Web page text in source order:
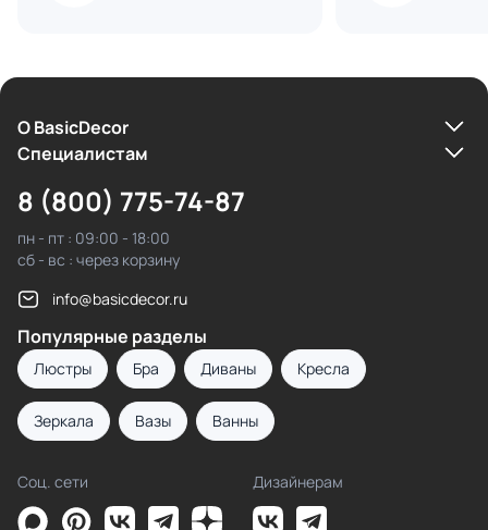
О BasicDecor
Cпециалистам
8 (800) 775-74-87
пн - пт : 09:00 - 18:00
сб - вс : через корзину
info@basicdecor.ru
Популярные разделы
Люстры Бра Диваны Кресла
Зеркала Вазы Ванны
Соц. сети Дизайнерам